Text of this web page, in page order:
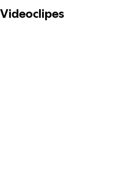
Videoclipes